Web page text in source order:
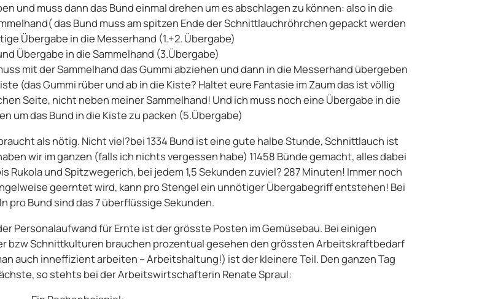
und muss dann das Bund einmal drehen um es abschlagen zu können: also in die
das Bund muss am spitzen Ende der Schnittlauchröhrchen gepackt werden
Übergabe in die Messerhand (1.+2. Übergabe)
Übergabe in die Sammelhand (3.Übergabe)
mit der Sammelhand das Gummi abziehen und dann in die Messerhand übergeben
(das Gummi rüber und ab in die Kiste? Haltet eure Fantasie im Zaum das ist völlig
Seite, nicht neben meiner Sammelhand! Und ich muss noch eine Übergabe in die
um das Bund in die Kiste zu packen (5.Übergabe)
als nötig. Nicht viel?bei 1334 Bund ist eine gute halbe Stunde, Schnittlauch ist
wir im ganzen (falls ich nichts vergessen habe) 11458 Bünde gemacht, alles dabei
Rukola und Spitzwegerich, bei jedem 1,5 Sekunden zuviel? 287 Minuten! Immer noch
geerntet wird, kann pro Stengel ein unnötiger Übergabegriff entstehen! Bei
pro Bund sind das 7 überflüssige Sekunden.
Personalaufwand für Ernte ist der grösste Posten im Gemüsebau. Bei einigen
bzw Schnittkulturen brauchen prozentual gesehen den grössten Arbeitskraftbedarf
auch inneffizient arbeiten – Arbeitshaltung!) ist der kleinere Teil. Den ganzen Tag
so stehts bei der Arbeitswirtschafterin Renate Spraul: